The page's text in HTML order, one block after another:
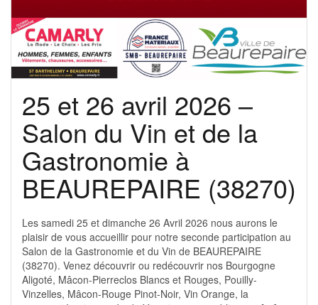
25 et 26 avril 2026 –
Salon du Vin et de la
Gastronomie à
BEAUREPAIRE (38270)
Les samedi 25 et dimanche 26 Avril 2026 nous aurons le
plaisir de vous accueillir pour notre seconde participation au
Salon de la Gastronomie et du Vin de BEAUREPAIRE
(38270). Venez découvrir ou redécouvrir nos Bourgogne
Aligoté, Mâcon-Pierreclos Blancs et Rouges, Pouilly-
Vinzelles, Mâcon-Rouge Pinot-Noir, Vin Orange, la